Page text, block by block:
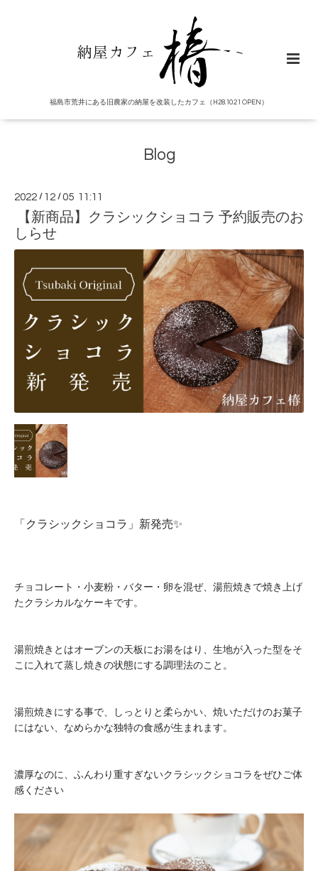
福島市荒井にある旧農家の納屋を改装したカフェ（H28.10.21 OPEN）
Blog
2022 / 12 /05 11:11
【新商品】クラシックショコラ 予約販売のお
しらせ
「クラシックショコラ」新発売✨
チョコレート・小麦粉・バター・卵を混ぜ、湯煎焼きで焼き上げ
たクラシカルなケーキです。
湯煎焼きとはオーブンの天板にお湯をはり、生地が入った型をそ
こに入れて蒸し焼きの状態にする調理法のこと。
湯煎焼きにする事で、しっとりと柔らかい、焼いただけのお菓子
にはない、なめらかな独特の食感が生まれます。
濃厚なのに、ふんわり重すぎないクラシックショコラをぜひご体
感ください